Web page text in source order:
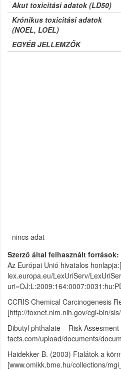
Akut toxicitási adatok (LD50)
Krónikus toxicitási adatok
(NOEL, LOEL)
EGYÉB JELLEMZŐK
- nincs adat
Szerző által felhasznált források
Az Európai Unió hivatalos
lex.europa.eu/LexUriServ/
CCRIS Chemical Carcinogenesis
[http://toxnet.nlm.nih.gov/cgi-bin/
Dibutyl phthalate – Risk
facts.com/upload/documents/
Haidekker B. (2003) Ftalátok a
[www.omikk.bme.hu/collections/